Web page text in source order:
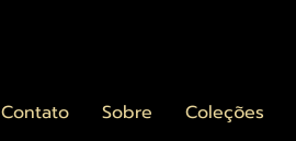
Contato Sobre Coleções